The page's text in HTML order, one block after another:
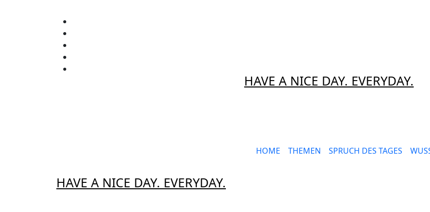
HAVE A NICE DAY. EVERYDAY.
HAVE A NICE DAY. EVERYDAY.
HOME THEMEN SPRUCH DES TAGES